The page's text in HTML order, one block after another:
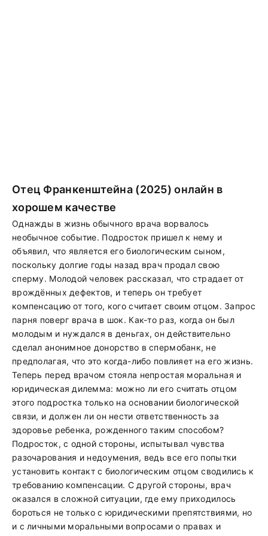
Отец Франкенштейна (2025) онлайн в
хорошем качестве
Однажды в жизнь обычного врача ворвалось
необычное событие. Подросток пришел к нему и
объявил, что является его биологическим сыном,
поскольку долгие годы назад врач продал свою
сперму. Молодой человек рассказал, что страдает от
врождённых дефектов, и теперь он требует
компенсацию от того, кого считает своим отцом. Запрос
парня поверг врача в шок. Как-то раз, когда он был
молодым и нуждался в деньгах, он действительно
сделал анонимное донорство в спермобанк, не
предполагая, что это когда-либо повлияет на его жизнь.
Теперь перед врачом стояла непростая моральная и
юридическая дилемма: можно ли его считать отцом
этого подростка только на основании биологической
связи, и должен ли он нести ответственность за
здоровье ребенка, рожденного таким способом?
Подросток, с одной стороны, испытывал чувства
разочарования и недоумения, ведь все его попытки
установить контакт с биологическим отцом сводились к
требованию компенсации. С другой стороны, врач
оказался в сложной ситуации, где ему приходилось
бороться не только с юридическими препятствиями, но
и с личными моральными вопросами о правах и